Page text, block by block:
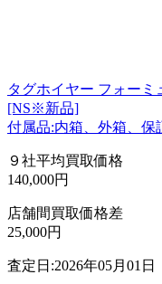
タグホイヤー フォーミ
[NS※新品]
付属品:内箱、外箱、保
９社平均買取価格
140,000円
店舗間買取価格差
25,000円
査定日:2026年05月01日